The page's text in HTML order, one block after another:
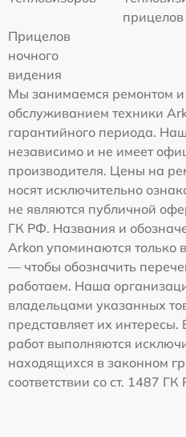
прицелов
Прицелов
ночного
видения
Мы занимаемся ремонтом и
обслуживанием техники
гарантийного периода.
независимо и не имеет
производителя. Цены на
носят исключительно
не являются публичной
ГК РФ. Названия и
Arkon упоминаются
— чтобы обозначить
работаем. Наша
владельцами указанных
представляет их
работ выполняются
находящихся в законном
соответствии со ст. 1487 ГК